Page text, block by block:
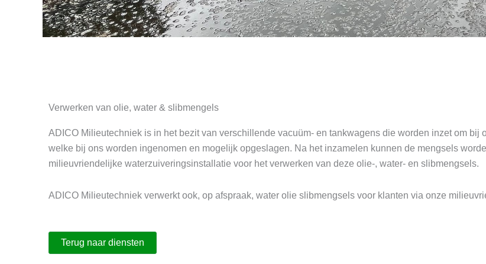
Verwerken van olie, water & slibmengels
ADICO Milieutechniek is in het bezit van verschillende vacuüm- en tankwagens die worden inzet om bij
welke bij ons worden ingenomen en mogelijk opgeslagen. Na het inzamelen kunnen de mengsels
milieuvriendelijke waterzuiveringsinstallatie voor het verwerken van deze olie-, water- en slibmengsels.
ADICO Milieutechniek verwerkt ook, op afspraak, water olie slibmengsels voor klanten via onze
Terug naar diensten